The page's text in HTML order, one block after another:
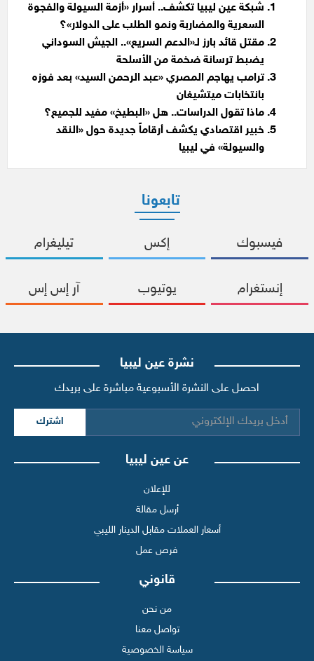
شبكة عين ليبيا تكشف.. أسرار «أزمة السيولة والفجوة
السعرية والمضاربة ونمو الطلب على الدولار»؟
مقتل قائد بارز لـ«الدعم السريع».. الجيش السوداني
يضبط ترسانة ضخمة من الأسلحة
ترامب يهاجم المصري «عبد الرحمن السيد» بعد فوزه
بانتخابات ميتشيغان
ماذا تقول الدراسات.. هل «البطيخ» مفيد للجميع؟
خبير اقتصادي يكشف أرقاماً جديدة حول «النقد
والسيولة» في ليبيا
تابعونا
فيسبوك إكس تيليغرام
إنستغرام يوتيوب آر إس إس
نشرة عين ليبيا
احصل على النشرة الأسبوعية مباشرة على بريدك
اشترك
عن عين ليبيا
للإعلان
أرسل مقالة
أسعار العملات مقابل الدينار الليبي
فرص عمل
قانوني
من نحن
تواصل معنا
سياسة الخصوصية